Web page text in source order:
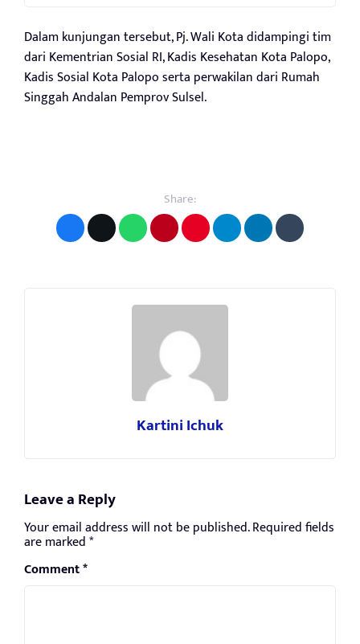
Dalam kunjungan tersebut, Pj. Wali Kota didampingi tim
dari Kementrian Sosial RI, Kadis Kesehatan Kota Palopo,
Kadis Sosial Kota Palopo serta perwakilan dari Rumah
Singgah Andalan Pemprov Sulsel.
Share:
Kartini Ichuk
Leave a Reply
Your email address will not be published.Required fields
are marked*
Comment*